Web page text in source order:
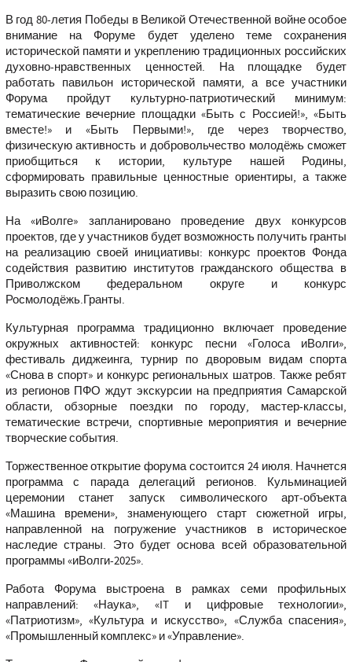
В год 80-летия Победы в Великой Отечественной войне особое
внимание на Форуме будет уделено теме сохранения
исторической памяти и укреплению традиционных российских
духовно-нравственных ценностей. На площадке будет
работать павильон исторической памяти, а все участники
Форума пройдут культурно-патриотический минимум:
тематические вечерние площадки «Быть с Россией!», «Быть
вместе!» и «Быть Первыми!», где через творчество,
физическую активность и добровольчество молодёжь сможет
приобщиться к истории, культуре нашей Родины,
сформировать правильные ценностные ориентиры, а также
выразить свою позицию.
На «иВолге» запланировано проведение двух конкурсов
проектов, где у участников будет возможность получить гранты
на реализацию своей инициативы: конкурс проектов Фонда
содействия развитию институтов гражданского общества в
Приволжском федеральном округе и конкурс
Росмолодёжь.Гранты.
Культурная программа традиционно включает проведение
окружных активностей: конкурс песни «Голоса иВолги»,
фестиваль диджеинга, турнир по дворовым видам спорта
«Снова в спорт» и конкурс региональных шатров. Также ребят
из регионов ПФО ждут экскурсии на предприятия Самарской
области, обзорные поездки по городу, мастер-классы,
тематические встречи, спортивные мероприятия и вечерние
творческие события.
Торжественное открытие форума состоится 24 июля. Начнется
программа с парада делегаций регионов. Кульминацией
церемонии станет запуск символического арт-объекта
«Машина времени», знаменующего старт сюжетной игры,
направленной на погружение участников в историческое
наследие страны. Это будет основа всей образовательной
программы «иВолги-2025».
Работа Форума выстроена в рамках семи профильных
направлений: «Наука», «IT и цифровые технологии»,
«Патриотизм», «Культура и искусство», «Служба спасения»,
«Промышленный комплекс» и «Управление».